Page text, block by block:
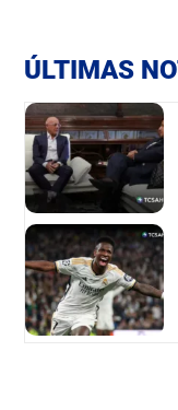
ÚLTIMAS